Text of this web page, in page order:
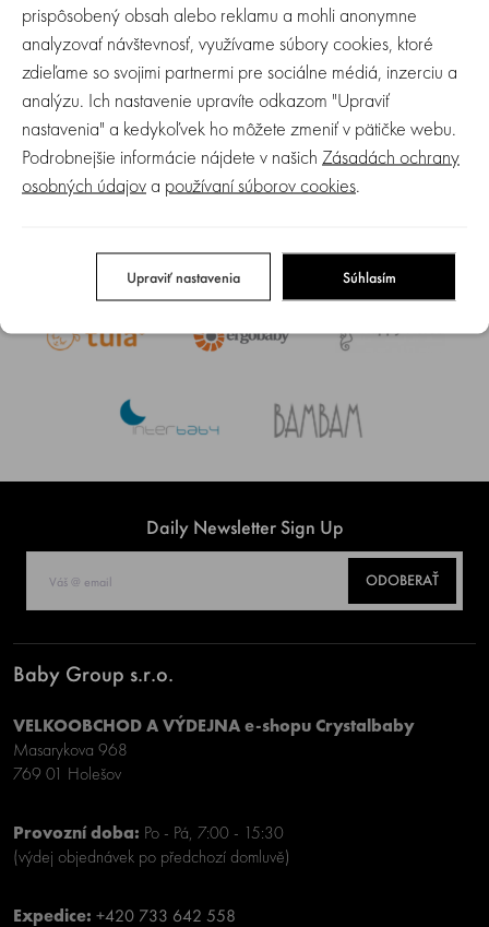
Skladom
179.90 €
89.95 €
Skladom
179.90 €
89.95 €
1
Daily Newsletter Sign Up
ODOBERAŤ
Baby Group s.r.o.
VELKOOBCHOD A VÝDEJNA e-shopu Crystalbaby
Masarykova 968
769 01 Holešov
Provozní doba: Po - Pá, 7:00 - 15:30
(výdej objednávek po předchozí domluvě)
Expedice: +420 733 642 558
prispôsobený obsah alebo reklamu a mohli anonymne
analyzovať návštevnosť, využívame súbory cookies, ktoré
zdieľame so svojimi partnermi pre sociálne médiá, inzerciu a
analýzu. Ich nastavenie upravíte odkazom "Upraviť
nastavenia" a kedykoľvek ho môžete zmeniť v pätičke webu.
Podrobnejšie informácie nájdete v našich Zásadách ochrany
osobných údajova používaní súborov cookies.
Upraviť nastavenia Súhlasím